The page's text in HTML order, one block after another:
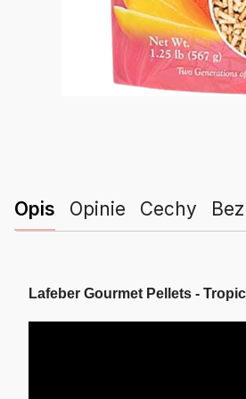
Opis Opinie Cechy
Lafeber Gourmet Pellets -